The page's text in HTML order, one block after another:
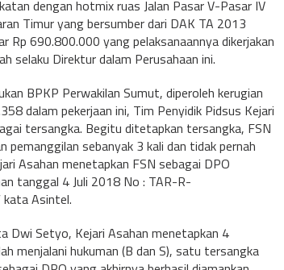
dengan hotmix ruas Jalan Pasar V-Pasar IV
Timur yang bersumber dari DAK TA 2013
Rp 690.800.000 yang pelaksanaannya dikerjakan
selaku Direktur dalam Perusahaan ini.
BPKP Perwakilan Sumut, diperoleh kerugian
dalam pekerjaan ini, Tim Penyidik Pidsus Kejari
tersangka. Begitu ditetapkan tersangka, FSN
pemanggilan sebanyak 3 kali dan tidak pernah
Asahan menetapkan FSN sebagai DPO
tanggal 4 Juli 2018 No : TAR-R-
Asintel.
Dwi Setyo, Kejari Asahan menetapkan 4
menjalani hukuman (B dan S), satu tersangka